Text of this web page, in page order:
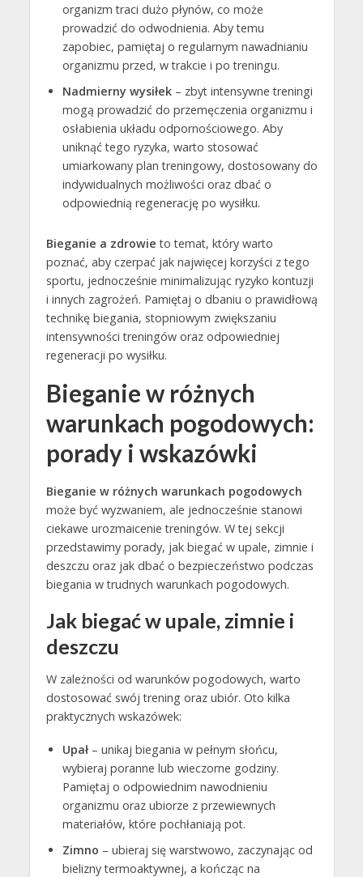
organizm traci dużo płynów, co może
prowadzić do odwodnienia. Aby temu
zapobiec, pamiętaj o regularnym nawadnianiu
organizmu przed, w trakcie i po treningu.
Nadmierny wysiłek– zbyt intensywne treningi
mogą prowadzić do przemęczenia organizmu i
osłabienia układu odpornościowego. Aby
uniknąć tego ryzyka, warto stosować
umiarkowany plan treningowy, dostosowany do
indywidualnych możliwości oraz dbać o
odpowiednią regenerację po wysiłku.
Bieganie a zdrowie to temat, który warto
poznać, aby czerpać jak najwięcej korzyści z tego
sportu, jednocześnie minimalizując ryzyko kontuzji
i innych zagrożeń. Pamiętaj o dbaniu o prawidłową
technikę biegania, stopniowym zwiększaniu
intensywności treningów oraz odpowiedniej
regeneracji po wysiłku.
Bieganie w różnych
warunkach pogodowych:
porady i wskazówki
Bieganie w różnych warunkach pogodowych
może być wyzwaniem, ale jednocześnie stanowi
ciekawe urozmaicenie treningów. W tej sekcji
przedstawimy porady, jak biegać w upale, zimnie i
deszczu oraz jak dbać o bezpieczeństwo podczas
biegania w trudnych warunkach pogodowych.
Jak biegać w upale, zimnie i
deszczu
W zależności od warunków pogodowych, warto
dostosować swój trening oraz ubiór. Oto kilka
praktycznych wskazówek:
Upał– unikaj biegania w pełnym słońcu,
wybieraj poranne lub wieczorne godziny.
Pamiętaj o odpowiednim nawodnieniu
organizmu oraz ubiorze z przewiewnych
materiałów, które pochłaniają pot.
Zimno – ubieraj się warstwowo, zaczynając od
bielizny termoaktywnej, a kończąc na